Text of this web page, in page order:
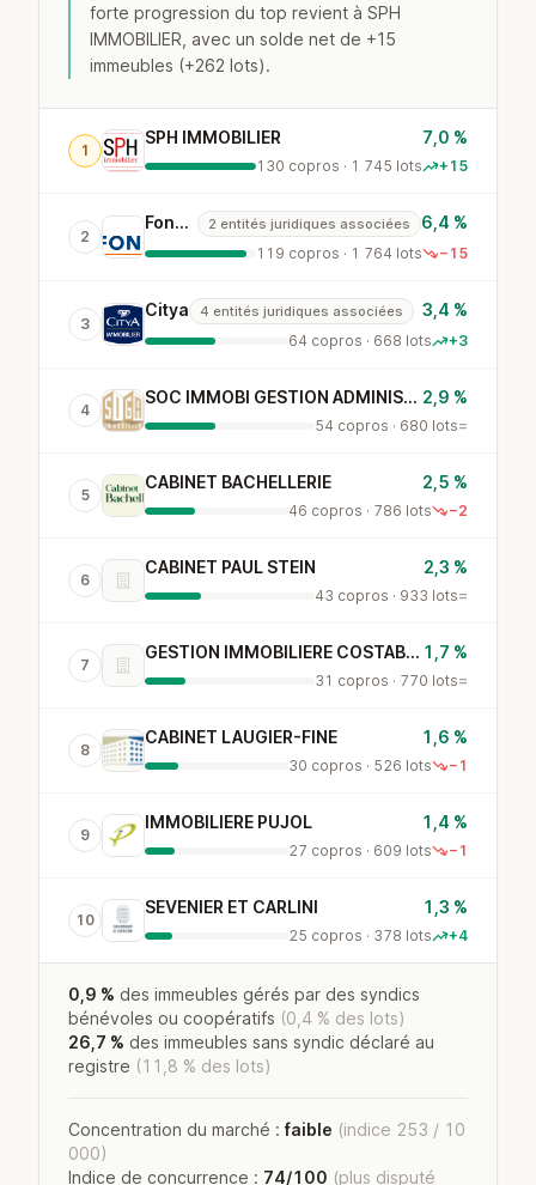
forte progression du top revient à SPH
IMMOBILIER, avec un solde net de +15
immeubles (+262 lots).
1
SPH IMMOBILIER 7,0 %
130 copros · 1 745 lots +15
2
Foncia 2 entités juridiques associées 6,4 %
119 copros · 1 764 lots −15
3
Citya 4 entités juridiques associées 3,4 %
64 copros · 668 lots +3
4
SOC IMMOBI GESTION ADMINISTRA 2,9 %
54 copros · 680 lots=
5
CABINET BACHELLERIE 2,5 %
46 copros · 786 lots −2
6
CABINET PAUL STEIN 2,3 %
43 copros · 933 lots=
7
GESTION IMMOBILIERE COSTABEL 1,7 %
31 copros · 770 lots=
8
CABINET LAUGIER-FINE 1,6 %
30 copros · 526 lots −1
9
IMMOBILIERE PUJOL 1,4 %
27 copros · 609 lots −1
10
SEVENIER ET CARLINI 1,3 %
25 copros · 378 lots +4
0,9 % des immeubles gérés par des syndics
bénévoles ou coopératifs (0,4 % des lots)
26,7 % des immeubles sans syndic déclaré au
registre (11,8 % des lots)
Concentration du marché :faible (indice 253 / 10
000)
Indice de concurrence : 74/100 (plus disputé